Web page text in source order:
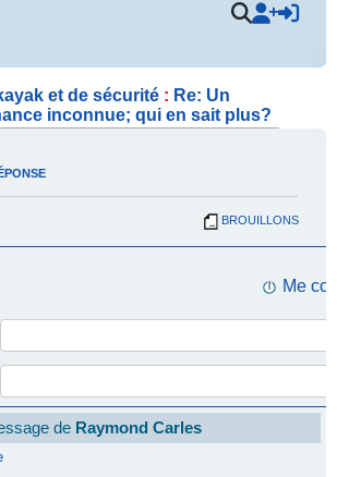
et de sécurité : Re: Un
inconnue; qui en sait plus?
BROUILLONS
Me
de Raymond Carles